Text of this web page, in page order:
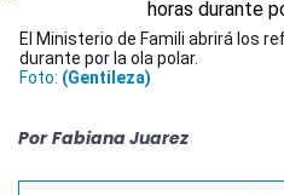
El Ministerio de Famili abrirá los
durante por la ola polar.
Foto: (Gentileza)
Por Fabiana Juarez